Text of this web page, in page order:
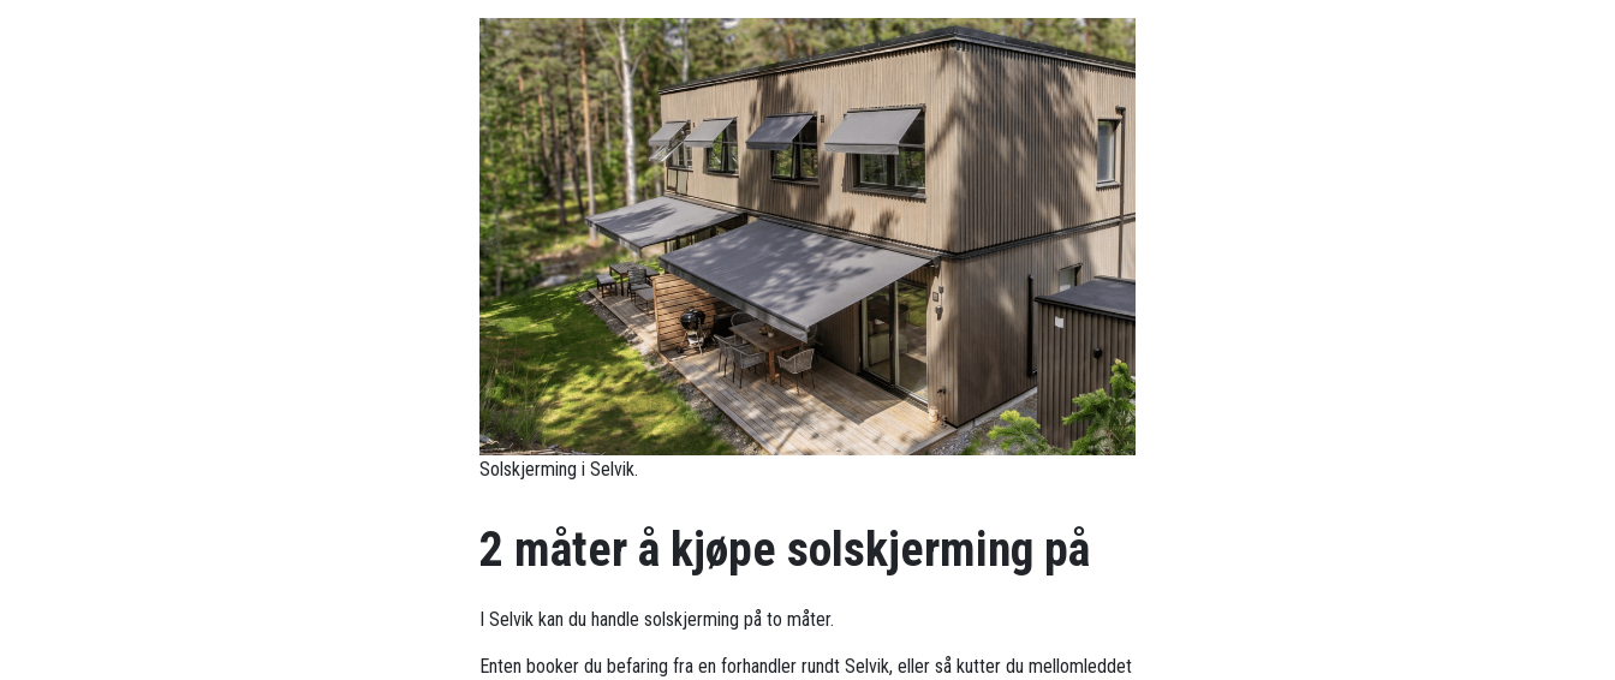
Solskjerming i Selvik.
2 måter å kjøpe solskjerming på
I Selvik kan du handle solskjerming på to måter.
Enten booker du befaring fra en forhandler rundt Selvik, eller så kutter du mellomleddet